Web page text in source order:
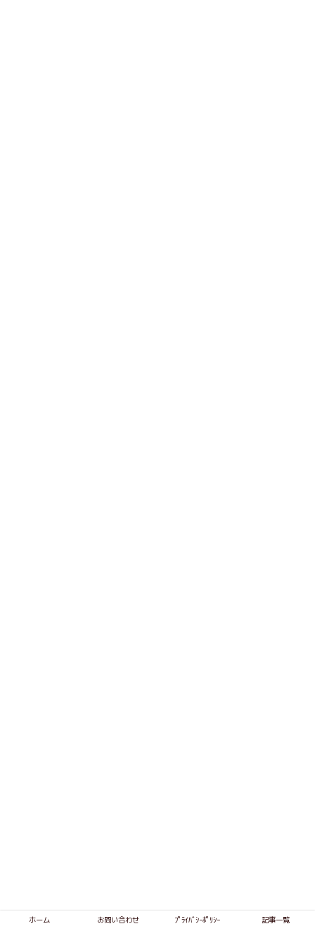
ホーム お問い合わせ ﾌﾟﾗｲﾊﾞｼｰﾎﾟﾘｼｰ 記事一覧